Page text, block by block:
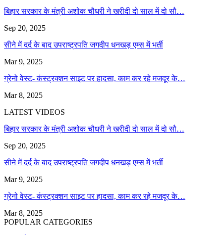
बिहार सरकार के मंत्री अशोक चौधरी ने खरीदी दो साल में दो सौ…
Sep 20, 2025
सीने में दर्द के बाद उपराष्ट्रपति जगदीप धनखड़ एम्स में भर्ती
Mar 9, 2025
ग्रेनो वेस्ट- कंस्ट्रक्शन साइट पर हादसा, काम कर रहे मजदूर के…
Mar 8, 2025
LATEST VIDEOS
बिहार सरकार के मंत्री अशोक चौधरी ने खरीदी दो साल में दो सौ…
Sep 20, 2025
सीने में दर्द के बाद उपराष्ट्रपति जगदीप धनखड़ एम्स में भर्ती
Mar 9, 2025
ग्रेनो वेस्ट- कंस्ट्रक्शन साइट पर हादसा, काम कर रहे मजदूर के…
Mar 8, 2025
POPULAR CATEGORIES